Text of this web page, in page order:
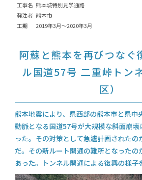
工事名 熊本城特別見学通路
発注者 熊本市
工期
2019年3月～2020年3月
阿蘇と熊本を再びつなぐ
ル国道57号 二重峠トン
区）
熊本地震により、県西部の熊本市と県中
動脈となる国道57号が大規模な斜面崩
った。その対策として急遽計画されたの
だ。 その新ルート開通の難所となったの
あった。トンネル開通による復興の様子